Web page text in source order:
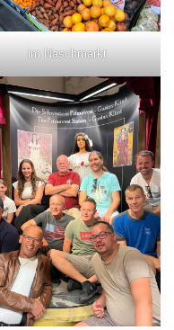
im Naschmarkt